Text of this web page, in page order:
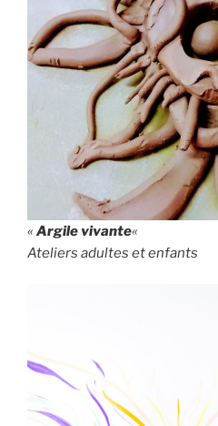
«Argile vivante«
Ateliers adultes et enfants